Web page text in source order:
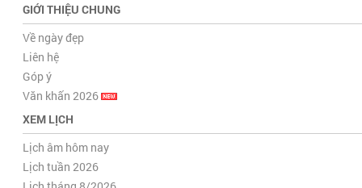
GIỚI THIỆU CHUNG
Về ngày đẹp
Liên hệ
Góp ý
Văn khấn 2026
XEM LỊCH
Lịch âm hôm nay
Lịch tuần 2026